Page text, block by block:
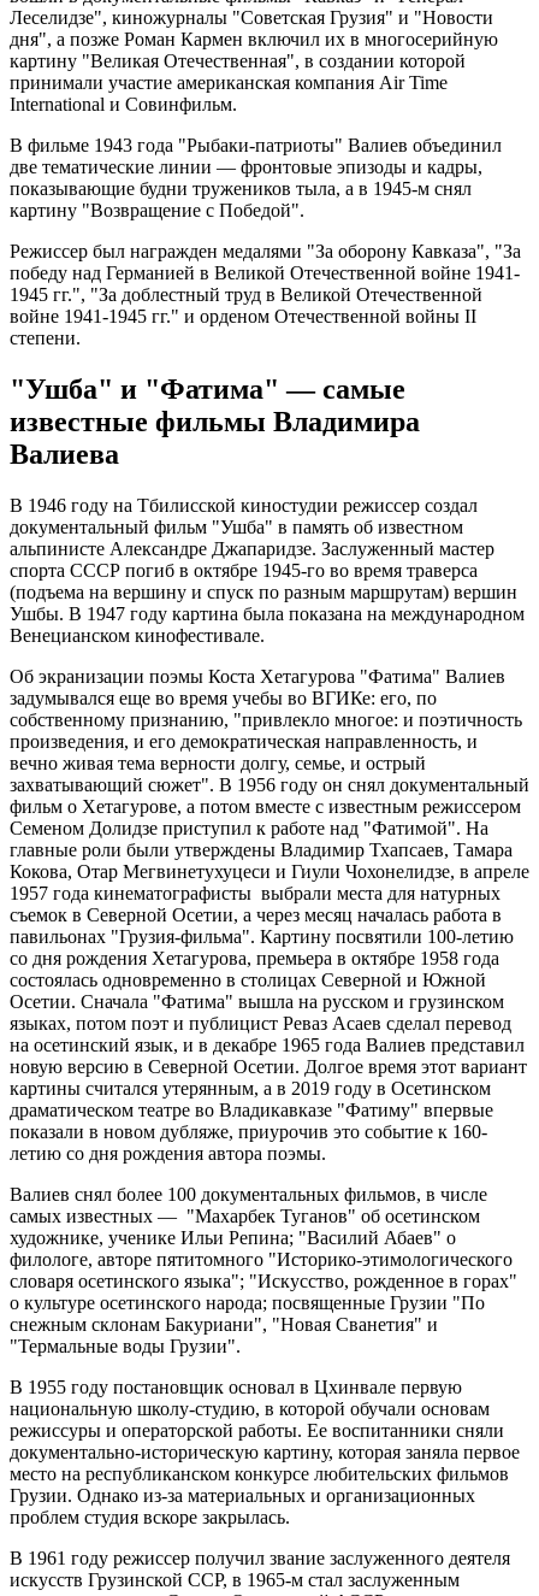
Леселидзе", киножурналы "Советская Грузия" и "Новости
дня", а позже Роман Кармен включил их в многосерийную
картину "Великая Отечественная", в создании которой
принимали участие американская компания Air Time
International и Совинфильм.
В фильме 1943 года "Рыбаки-патриоты" Валиев объединил
две тематические линии — фронтовые эпизоды и кадры,
показывающие будни тружеников тыла, а в 1945-м снял
картину "Возвращение с Победой".
Режиссер был награжден медалями "За оборону Кавказа", "За
победу над Германией в Великой Отечественной войне 1941-
1945 гг.", "За доблестный труд в Великой Отечественной
войне 1941-1945 гг." и орденом Отечественной войны II
степени.
"Ушба" и "Фатима" — самые
известные фильмы Владимира
Валиева
В 1946 году на Тбилисской киностудии режиссер создал
документальный фильм "Ушба" в память об известном
альпинисте Александре Джапаридзе. Заслуженный мастер
спорта СССР погиб в октябре 1945-го во время траверса
(подъема на вершину и спуск по разным маршрутам) вершин
Ушбы. В 1947 году картина была показана на международном
Венецианском кинофестивале.
Об экранизации поэмы Коста Хетагурова "Фатима" Валиев
задумывался еще во время учебы во ВГИКе: его, по
собственному признанию, "привлекло многое: и поэтичность
произведения, и его демократическая направленность, и
вечно живая тема верности долгу, семье, и острый
захватывающий сюжет". В 1956 году он снял документальный
фильм о Хетагурове, а потом вместе с известным режиссером
Семеном Долидзе приступил к работе над "Фатимой". На
главные роли были утверждены Владимир Тхапсаев, Тамара
Кокова, Отар Мегвинетухуцеси и Гиули Чохонелидзе, в апреле
1957 года кинематографисты выбрали места для натурных
съемок в Северной Осетии, а через месяц началась работа в
павильонах "Грузия-фильма". Картину посвятили 100-летию
со дня рождения Хетагурова, премьера в октябре 1958 года
состоялась одновременно в столицах Северной и Южной
Осетии. Сначала "Фатима" вышла на русском и грузинском
языках, потом поэт и публицист Реваз Асаев сделал перевод
на осетинский язык, и в декабре 1965 года Валиев представил
новую версию в Северной Осетии. Долгое время этот вариант
картины считался утерянным, а в 2019 году в Осетинском
драматическом театре во Владикавказе "Фатиму" впервые
показали в новом дубляже, приурочив это событие к 160-
летию со дня рождения автора поэмы.
Валиев снял более 100 документальных фильмов, в числе
самых известных — "Махарбек Туганов" об осетинском
художнике, ученике Ильи Репина; "Василий Абаев" о
филологе, авторе пятитомного "Историко-этимологического
словаря осетинского языка"; "Искусство, рожденное в горах"
о культуре осетинского народа; посвященные Грузии "По
снежным склонам Бакуриани", "Новая Сванетия" и
"Термальные воды Грузии".
В 1955 году постановщик основал в Цхинвале первую
национальную школу-студию, в которой обучали основам
режиссуры и операторской работы. Ее воспитанники сняли
документально-историческую картину, которая заняла первое
место на республиканском конкурсе любительских фильмов
Грузии. Однако из-за материальных и организационных
проблем студия вскоре закрылась.
В 1961 году режиссер получил звание заслуженного деятеля
искусств Грузинской ССР, в 1965-м стал заслуженным